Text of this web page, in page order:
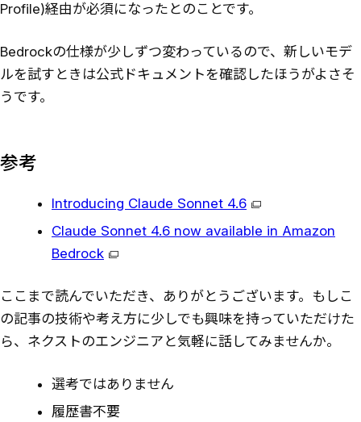
Profile)経由が必須になったとのことです。
Bedrockの仕様が少しずつ変わっているので、新しいモデ
ルを試すときは公式ドキュメントを確認したほうがよさそ
うです。
参考
Introducing Claude Sonnet 4.6
Claude Sonnet 4.6 now available in Amazon
Bedrock
ここまで読んでいただき、ありがとうございます。もしこ
の記事の技術や考え方に少しでも興味を持っていただけた
ら、ネクストのエンジニアと気軽に話してみませんか。
選考ではありません
履歴書不要